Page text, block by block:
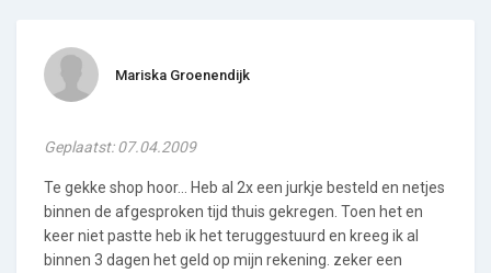
Mariska Groenendijk
Geplaatst: 07.04.2009
Te gekke shop hoor... Heb al 2x een jurkje besteld en netjes
binnen de afgesproken tijd thuis gekregen. Toen het en
keer niet pastte heb ik het teruggestuurd en kreeg ik al
binnen 3 dagen het geld op mijn rekening. zeker een